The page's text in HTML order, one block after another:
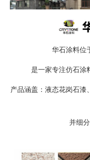
华石涂料位
是一家专注仿石涂
产品涵盖：液态花岗石漆
并细